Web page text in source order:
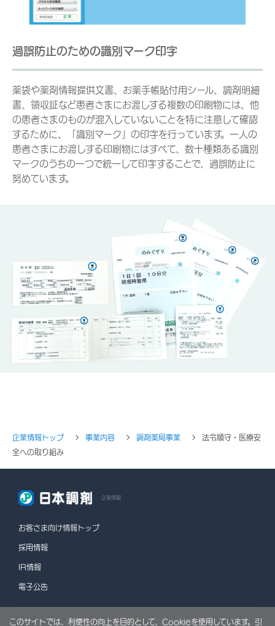
過誤防止のための識別マーク印字
薬袋や薬剤情報提供文書、お薬手帳貼付用シール、調剤明細
書、領収証など患者さまにお渡しする複数の印刷物には、他
の患者さまのものが混入していないことを特に注意して確認
するために、「識別マーク」の印字を行っています。一人の
患者さまにお渡しする印刷物にはすべて、数十種類ある識別
マークのうちの一つで統一して印字することで、過誤防止に
努めています。
企業情報トップ 事業内容 調剤薬局事業
法令順守・医療安
全への取り組み
企業情報
お客さま向け情報トップ
採用情報
IR情報
電子公告
情報セキュリティポリシー 個人情報保護方針
このサイトでは、利便性の向上を目的として、Cookieを使用しています。引